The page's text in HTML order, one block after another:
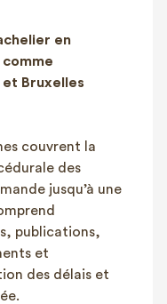
en
et Bruxelles
couvrent la
des
jusqu’à une
publications,
et
des délais et